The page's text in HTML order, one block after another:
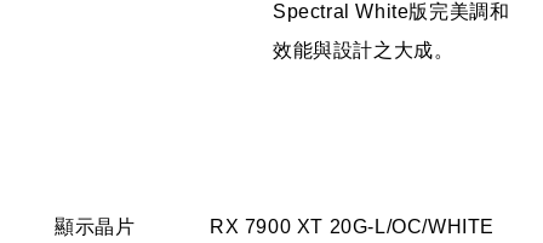
Spectral White版完美調和
效能與設計之大成。
顯示晶片 RX 7900 XT 20G-L/OC/WHITE